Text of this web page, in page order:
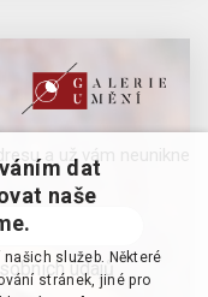
a už vám neunikne
údajů
dat
naše
služeb. Některé
stránek, jiné pro